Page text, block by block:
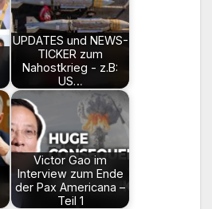
UPDATES und NEWS-
TICKER zum
Nahostkrieg - z.B:
US…
Victor Gao im
Interview zum Ende
der Pax Americana –
Teil 1